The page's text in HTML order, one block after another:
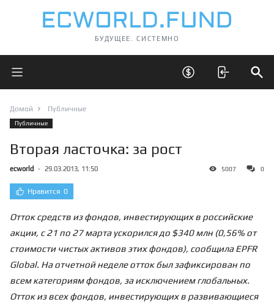
БУДУЩЕЕ. СИСТЕМНО
Открыть главное меню Открыть скрытые
Домой Публичные
Публичные
Вторая ласточка: за рост
ecworld - 29.03.2013, 11:50 5007 0
Нравится 0
Отток средств из фондов, инвестирующих в российские
акции, с 21 по 27 марта ускорился до $340 млн (0,56% от
стоимости чистых активов этих фондов), сообщила EPFR
Global. На отчетной неделе отток был зафиксирован по
всем категориям фондов, за исключением глобальных.
Отток из всех фондов, инвестирующих в развивающиеся